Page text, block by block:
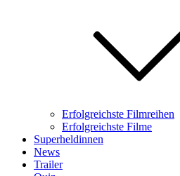
Erfolgreichste Filmreihen
Erfolgreichste Filme
Superheldinnen
News
Trailer